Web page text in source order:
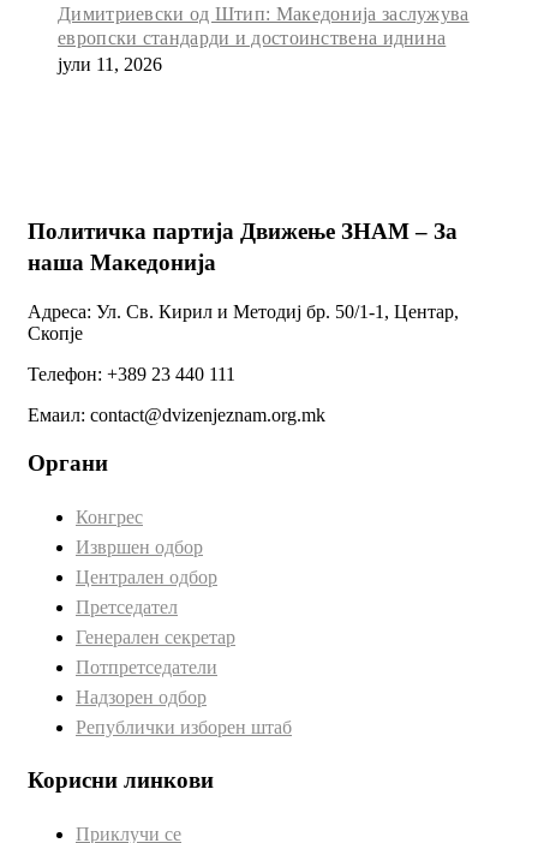
Димитриевски од Штип: Македонија заслужува
европски стандарди и достоинствена иднина
јули 11, 2026
Политичка партија Движење ЗНАМ – За
наша Македонија
Адреса: Ул. Св. Кирил и Методиј бр. 50/1-1, Центар,
Скопје
Телефон: +389 23 440 111
Емаил: contact@dvizenjeznam.org.mk
Органи
Конгрес
Извршен одбор
Централен одбор
Претседател
Генерален секретар
Потпретседатели
Надзорен одбор
Републички изборен штаб
Корисни линкови
Приклучи се